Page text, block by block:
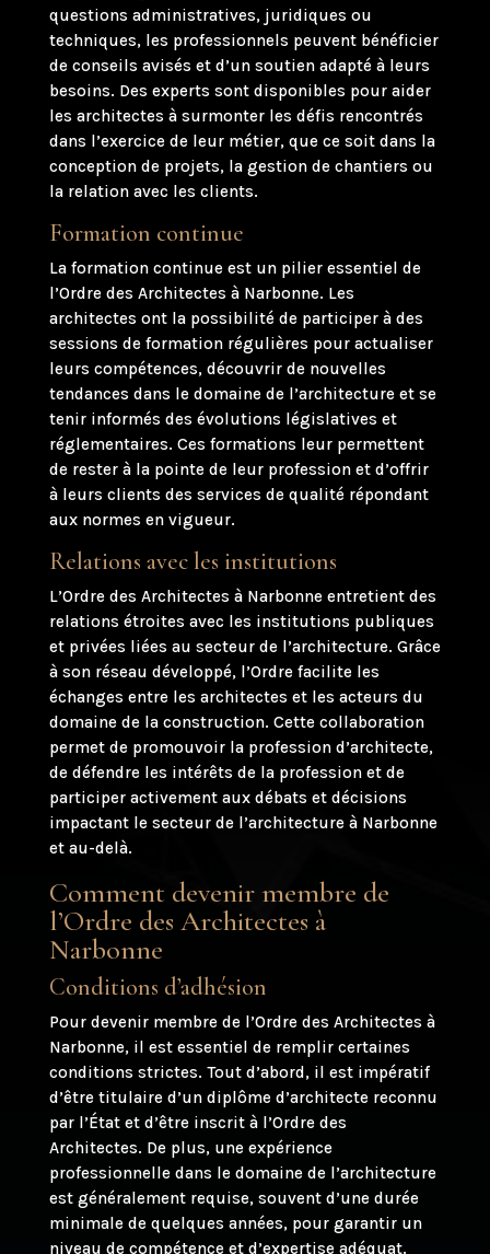
questions administratives, juridiques ou
techniques, les professionnels peuvent bénéficier
de conseils avisés et d’un soutien adapté à leurs
besoins. Des experts sont disponibles pour aider
les architectes à surmonter les défis rencontrés
dans l’exercice de leur métier, que ce soit dans la
conception de projets, la gestion de chantiers ou
la relation avec les clients.
Formation continue
La formation continue est un pilier essentiel de
l’Ordre des Architectes à Narbonne. Les
architectes ont la possibilité de participer à des
sessions de formation régulières pour actualiser
leurs compétences, découvrir de nouvelles
tendances dans le domaine de l’architecture et se
tenir informés des évolutions législatives et
réglementaires. Ces formations leur permettent
de rester à la pointe de leur profession et d’offrir
à leurs clients des services de qualité répondant
aux normes en vigueur.
Relations avec les institutions
L’Ordre des Architectes à Narbonne entretient des
relations étroites avec les institutions publiques
et privées liées au secteur de l’architecture. Grâce
à son réseau développé, l’Ordre facilite les
échanges entre les architectes et les acteurs du
domaine de la construction. Cette collaboration
permet de promouvoir la profession d’architecte,
de défendre les intérêts de la profession et de
participer activement aux débats et décisions
impactant le secteur de l’architecture à Narbonne
et au-delà.
Comment devenir membre de
l’Ordre des Architectes à
Narbonne
Conditions d’adhésion
Pour devenir membre de l’Ordre des Architectes à
Narbonne, il est essentiel de remplir certaines
conditions strictes. Tout d’abord, il est impératif
d’être titulaire d’un diplôme d’architecte reconnu
par l’État et d’être inscrit à l’Ordre des
Architectes. De plus, une expérience
professionnelle dans le domaine de l’architecture
est généralement requise, souvent d’une durée
minimale de quelques années, pour garantir un
niveau de compétence et d’expertise adéquat.